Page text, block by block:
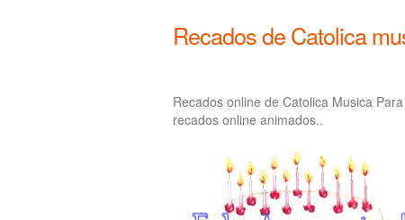
Recados de Catolica
Recados online de Catolica Musica
recados online animados..